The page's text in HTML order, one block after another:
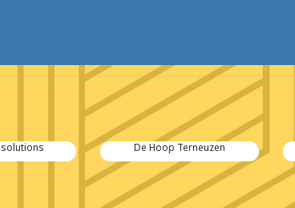
De Hoop Terneuzen